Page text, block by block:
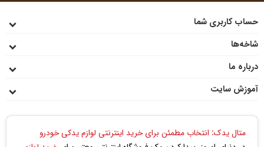
حساب کاربری شما
شاخه‌ها
درباره ما
آموزش سایت
متال یدک: انتخاب مطمئن برای خرید اینترنتی لوازم یدکی خودرو